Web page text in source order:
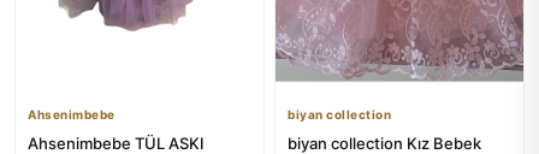
Ahsenimbebe
Ahsenimbebe TÜL ASKI
biyan collection
biyan collection Kız Bebek